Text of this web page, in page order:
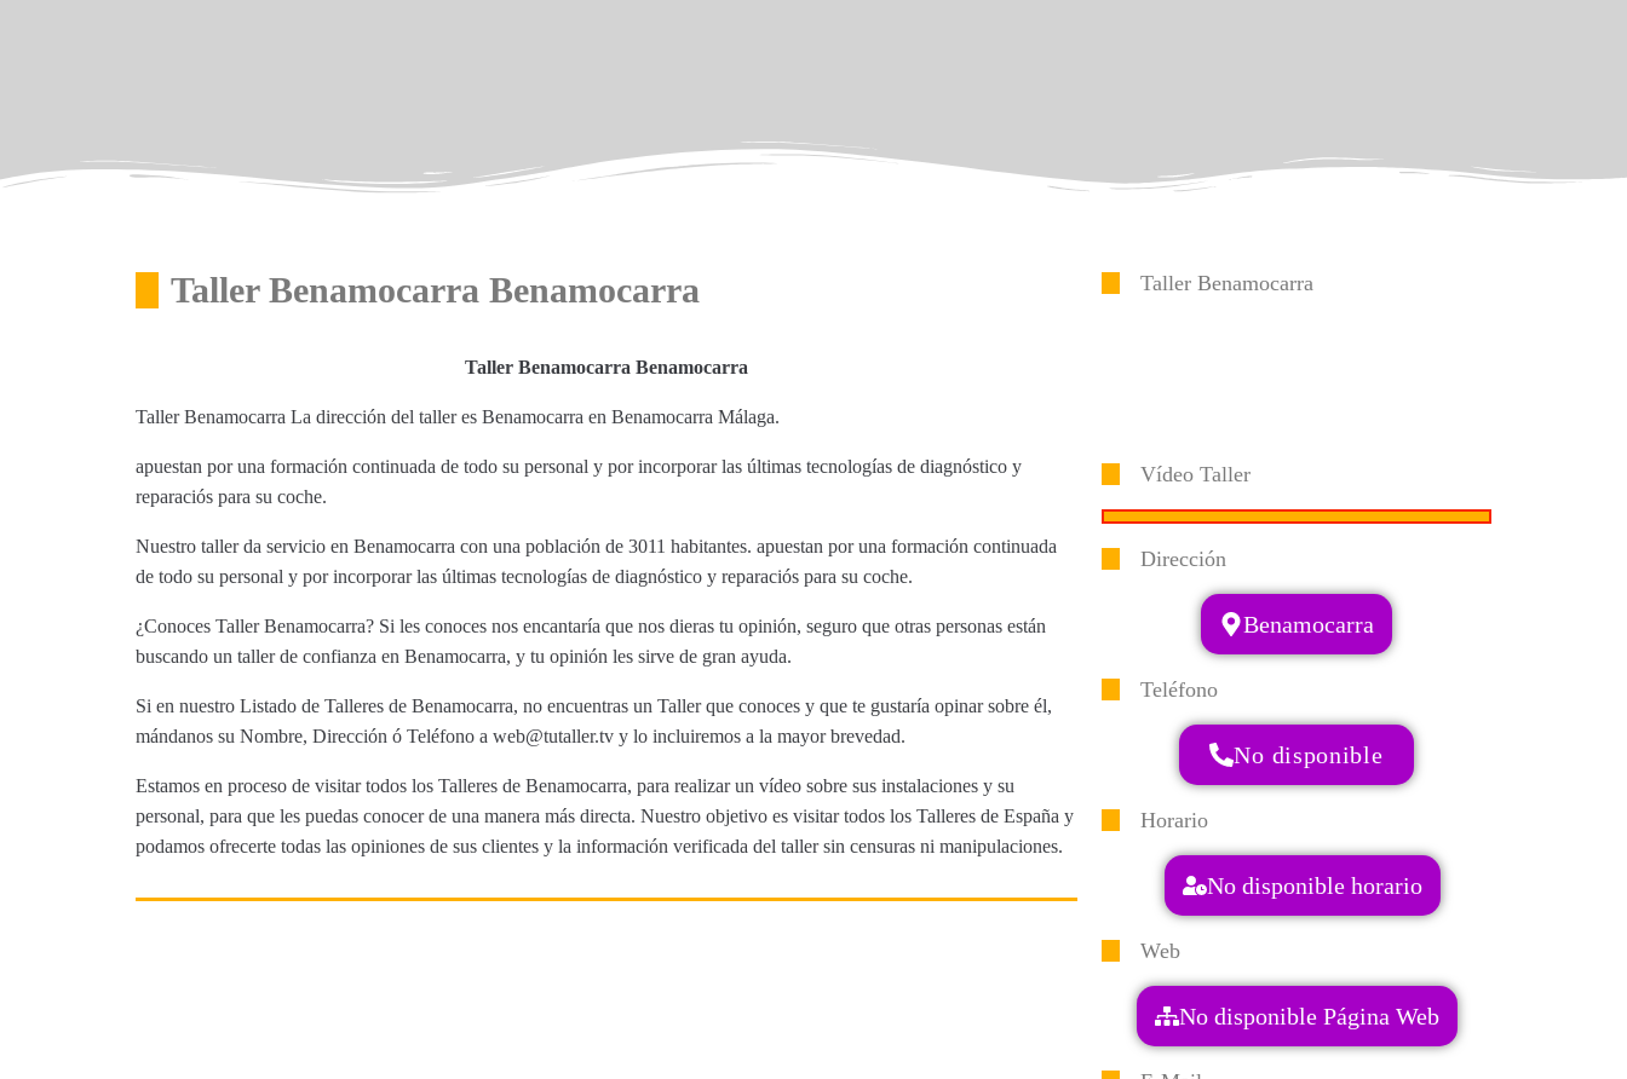
Taller Benamocarra Benamocarra
Taller Benamocarra Benamocarra
Taller Benamocarra La dirección del taller es Benamocarra en Benamocarra Málaga.
apuestan por una formación continuada de todo su personal y por incorporar las últimas tecnologías de diagnóstico y
reparaciós para su coche.
Nuestro taller da servicio en Benamocarra con una población de 3011 habitantes. apuestan por una formación continuada
de todo su personal y por incorporar las últimas tecnologías de diagnóstico y reparaciós para su coche.
¿Conoces Taller Benamocarra? Si les conoces nos encantaría que nos dieras tu opinión, seguro que otras personas están
buscando un taller de confianza en Benamocarra, y tu opinión les sirve de gran ayuda.
Si en nuestro Listado de Talleres de Benamocarra, no encuentras un Taller que conoces y que te gustaría opinar sobre él,
mándanos su Nombre, Dirección ó Teléfono a web@tutaller.tv y lo incluiremos a la mayor brevedad.
Estamos en proceso de visitar todos los Talleres de Benamocarra, para realizar un vídeo sobre sus instalaciones y su
personal, para que les puedas conocer de una manera más directa. Nuestro objetivo es visitar todos los Talleres de España y
podamos ofrecerte todas las opiniones de sus clientes y la información verificada del taller sin censuras ni manipulaciones.
Taller Benamocarra
Vídeo Taller
Dirección
Benamocarra
Teléfono
No disponible
Horario
No disponible horario
Web
No disponible Página Web